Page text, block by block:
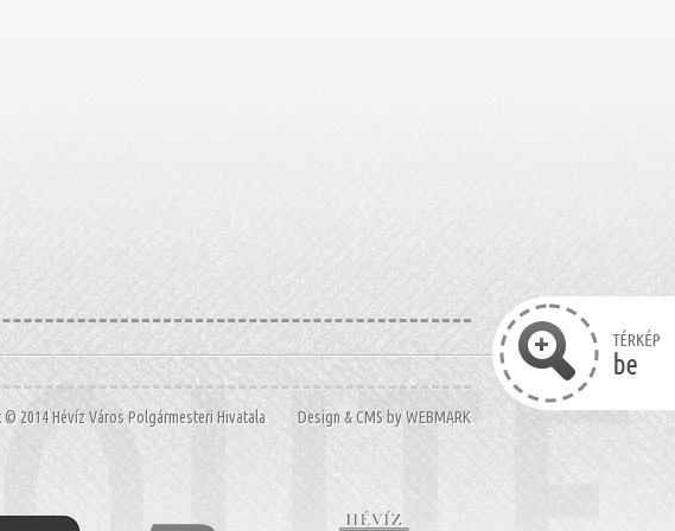
© 2014 Hévíz Város Polgármesteri Hivatala Design & CMS byWEBMARK